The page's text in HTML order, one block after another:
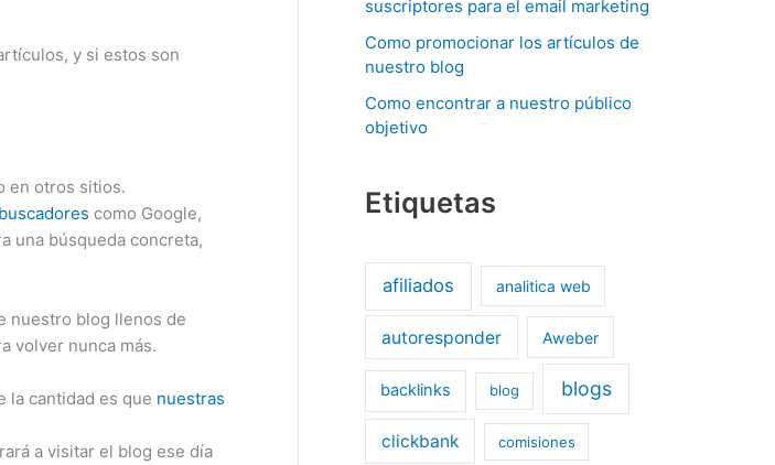
y si estos son
en otros sitios.
como Google,
una búsqueda concreta,
nuestro blog llenos de
volver nunca más.
la cantidad es que nuestras
a visitar el blog ese día
suscriptores para el email marketing
Como promocionar los artículos de
nuestro blog
Como encontrar a nuestro público
objetivo
Etiquetas
afiliados analitica web
autoresponder Aweber
backlinks blog blogs
clickbank comisiones